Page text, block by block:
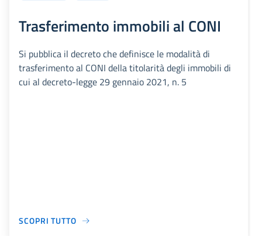
Trasferimento immobili al CONI
Si pubblica il decreto che definisce le modalità di
trasferimento al CONI della titolarità degli immobili di
cui al decreto-legge 29 gennaio 2021, n. 5
SCOPRI TUTTO